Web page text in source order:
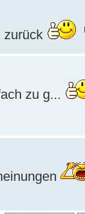
zurück
zu g...